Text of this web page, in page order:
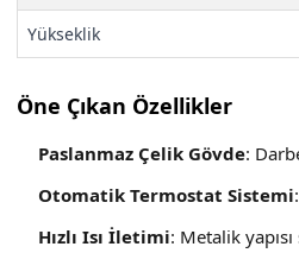
Yükseklik
Öne Çıkan Özellikler
Paslanmaz Çelik Gövde:
Otomatik Termostat Sistemi
Hızlı Isı İletimi: Metalik